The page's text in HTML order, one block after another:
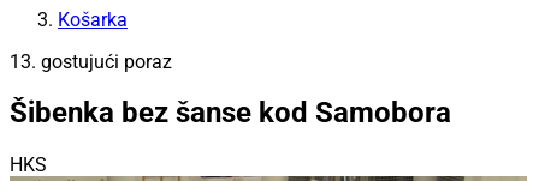
Košarka
13. gostujući poraz
Šibenka bez šanse kod Samobora
HKS